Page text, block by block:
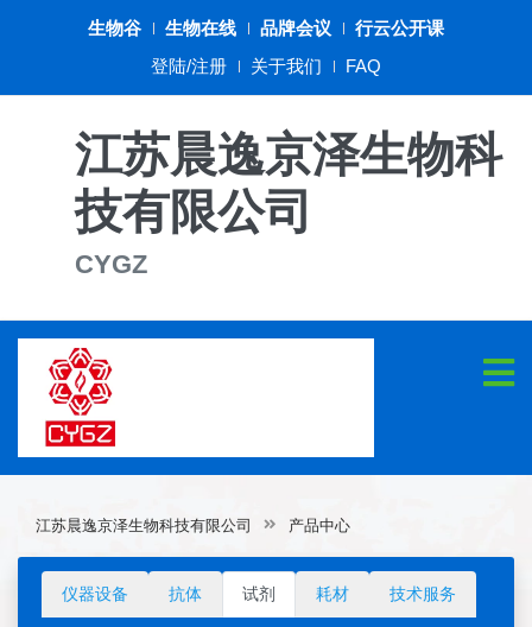
生物谷 生物在线 品牌会议
行云公开课
登陆/注册
关于我们 FAQ
江苏晨逸京泽生物科
技有限公司
CYGZ
江苏晨逸京泽生物科技有限公司 产品中心
仪器设备 抗体 试剂 耗材 技术服务